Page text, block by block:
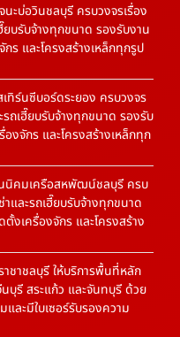
นะบ่อวินชลบุรี ครบวงจรเรื่อง
ยบรับจ้างทุกขนาด รองรับงาน
ร และโครงสร้างเหล็กทุกรูป
ทิร์นซีบอร์ดระยอง ครบวงจร
รถเฮี๊ยบรับจ้างทุกขนาด รองรับ
งจักร และโครงสร้างเหล็กทุก
นนิคมเครือสหพัฒน์ชลบุรี ครบ
าและรถเฮี๊ยบรับจ้างทุกขนาด
งเครื่องจักร และโครงสร้าง
าชาชลบุรี ให้บริการพื้นที่หลัก
บุรี สระแก้ว และจันทบุรี ด้วย
ละมีใบเซอร์รับรองความ